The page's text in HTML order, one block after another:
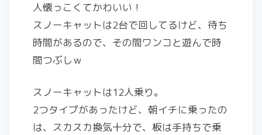
人懐っこくてかわいい！
スノーキャットは2台で回してるけど、待ち
時間があるので、その間ワンコと遊んで時
間つぶしｗ
スノーキャットは12人乗り。
2つタイプがあったけど、朝イチに乗ったの
は、スカスカ換気十分で、板は手持ちで乗